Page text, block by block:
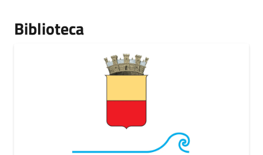
Biblioteca